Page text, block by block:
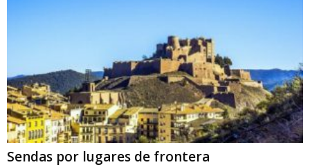
Sendas por lugares de frontera